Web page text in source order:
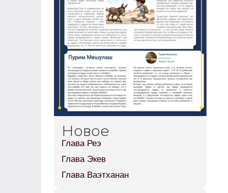
Новое
Глава Реэ
Глава Экев
Глава Ваэтханан